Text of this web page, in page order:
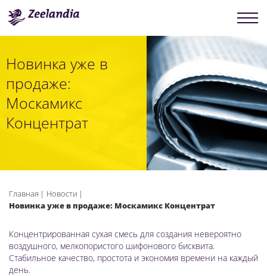
Новинка уже в
продаже:
Москамикс
Концентрат
Главная
Новости
Новинка уже в продаже: Москамикс Концентрат
Концентрированная сухая смесь для создания невероятно
воздушного, мелкопористого шифонового бисквита.
Стабильное качество, простота и экономия времени на каждый
день.